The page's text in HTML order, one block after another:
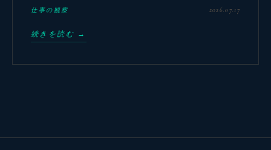
仕事の観察 2026.07.17
続きを読む →